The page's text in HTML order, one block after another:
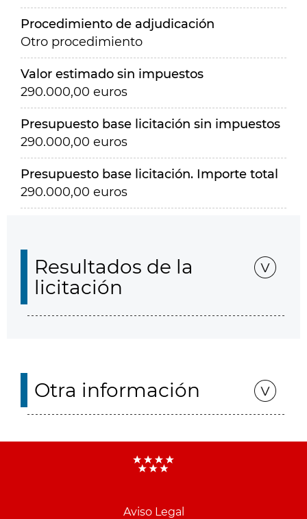
Procedimiento de adjudicación
Otro procedimiento
Valor estimado sin impuestos
290.000,00 euros
Presupuesto base licitación sin impuestos
290.000,00 euros
Presupuesto base licitación. Importe total
290.000,00 euros
Resultados de la
licitación
Otra información
Aviso Legal